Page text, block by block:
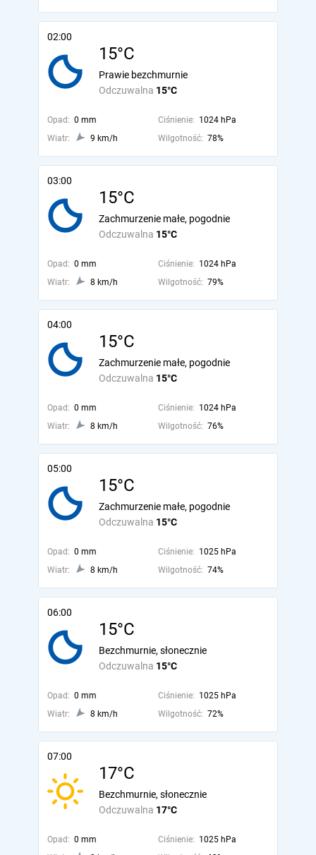
02:00
15°C
Odczuwalna 15°C
Prawie bezchmurnie
Opad: 0 mm Ciśnienie: 1024 hPa
Wiatr:
9 km/h Wilgotność: 78%
03:00
15°C
Odczuwalna 15°C
Zachmurzenie małe, pogodnie
Opad: 0 mm Ciśnienie: 1024 hPa
Wiatr:
8 km/h Wilgotność: 79%
04:00
15°C
Odczuwalna 15°C
Zachmurzenie małe, pogodnie
Opad: 0 mm Ciśnienie: 1024 hPa
Wiatr:
8 km/h Wilgotność: 76%
05:00
15°C
Odczuwalna 15°C
Zachmurzenie małe, pogodnie
Opad: 0 mm Ciśnienie: 1025 hPa
Wiatr:
8 km/h Wilgotność: 74%
06:00
15°C
Odczuwalna 15°C
Bezchmurnie, słonecznie
Opad: 0 mm Ciśnienie: 1025 hPa
Wiatr:
8 km/h Wilgotność: 72%
07:00
17°C
Odczuwalna 17°C
Bezchmurnie, słonecznie
Opad: 0 mm Ciśnienie: 1025 hPa